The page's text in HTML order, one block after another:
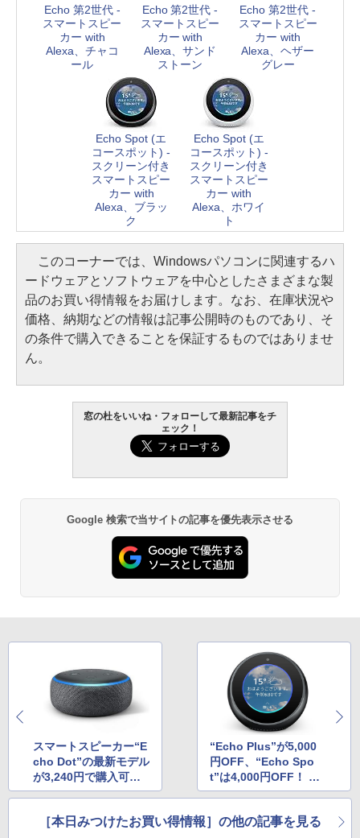
Echo 第2世代 -
スマートスピー
カー with
Alexa、チャコ
ール
Echo 第2世代 -
スマートスピー
カー with
Alexa、サンド
ストーン
Echo 第2世代 -
スマートスピー
カー with
Alexa、ヘザー
グレー
Echo Spot (エ
コースポット) -
スクリーン付き
スマートスピー
カー with
Alexa、ブラッ
ク
Echo Spot (エ
コースポット) -
スクリーン付き
スマートスピー
カー with
Alexa、ホワイ
ト
このコーナーでは、Windowsパソコンに関連するハ
ードウェアとソフトウェアを中心としたさまざまな製
品のお買い得情報をお届けします。なお、在庫状況や
価格、納期などの情報は記事公開時のものであり、そ
の条件で購入できることを保証するものではありませ
ん。
窓の杜をいいね・フォローして最新記事をチ
ェック！
Google 検索で当サイトの記事を優先表示させる
スマートスピーカー“E
cho Dot”の最新モデル
が3,240円で購入可
能！
“Echo Plus”が5,000
円OFF、“Echo Spo
t”は4,000円OFF！ Am
azonタイムセール祭り
［本日みつけたお買い得情報］の他の記事を見る